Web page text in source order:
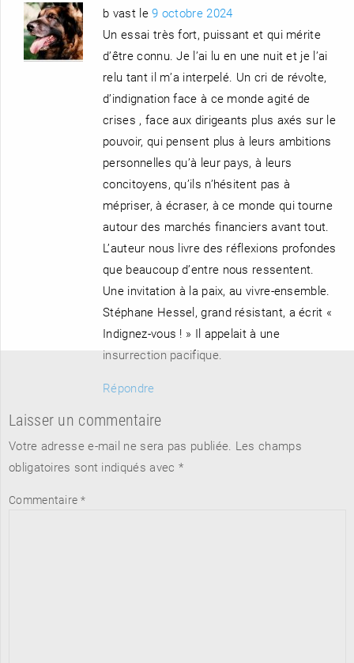
b vast le9 octobre 2024
Un essai très fort, puissant et qui mérite
d’être connu. Je l’ai lu en une nuit et je l’ai
relu tant il m’a interpelé. Un cri de révolte,
d’indignation face à ce monde agité de
crises , face aux dirigeants plus axés sur le
pouvoir, qui pensent plus à leurs ambitions
personnelles qu’à leur pays, à leurs
concitoyens, qu’ils n’hésitent pas à
mépriser, à écraser, à ce monde qui tourne
autour des marchés financiers avant tout.
L’auteur nous livre des réflexions profondes
que beaucoup d’entre nous ressentent.
Une invitation à la paix, au vivre-ensemble.
Stéphane Hessel, grand résistant, a écrit «
Indignez-vous ! » Il appelait à une
insurrection pacifique.
Répondre
Laisser un commentaire
Votre adresse e-mail ne sera pas publiée. Les champs
obligatoires sont indiqués avec *
Commentaire *